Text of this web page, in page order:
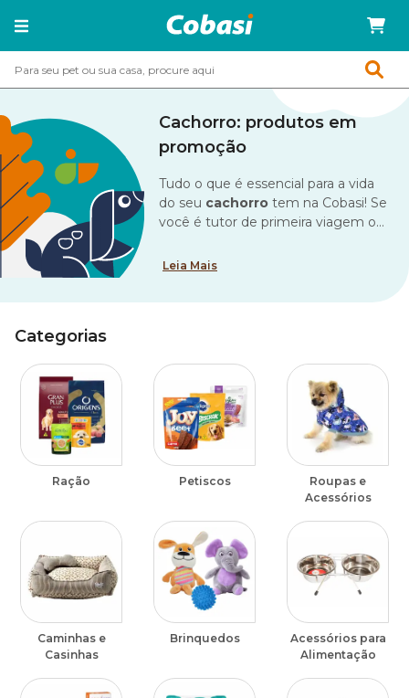
Cachorro: produtos em
promoção
Tudo o que é essencial para a vida
do seu cachorro tem na Cobasi! Se
você é tutor de primeira viagem ou
deve estar sempre com atenção
cuidados básicos. Afinal, o
Leia Mais
Categorias
Ração Petiscos
Roupas e
Acessórios
Caminhas e
Casinhas
Brinquedos
Acessórios para
Alimentação